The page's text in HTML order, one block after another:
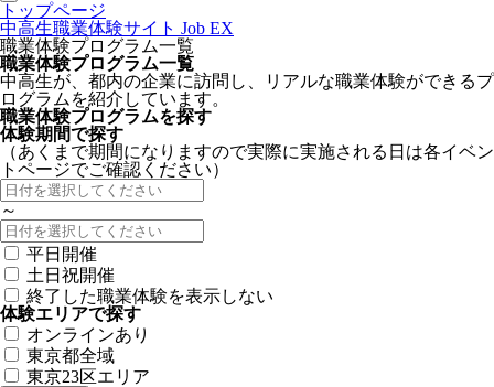
トップページ
中高生職業体験サイト Job EX
職業体験プログラム一覧
職業体験プログラム一覧
中高生が、都内の企業に訪問し、リアルな職業体験ができるプ
ログラムを紹介しています。
職業体験プログラムを探す
体験期間で探す
（あくまで期間になりますので実際に実施される日は各イベン
トページでご確認ください）
～
平日開催
土日祝開催
終了した職業体験を表示しない
体験エリアで探す
オンラインあり
東京都全域
東京23区エリア